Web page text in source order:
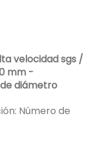
velocidad sgs /
mm -
diámetro
Número de